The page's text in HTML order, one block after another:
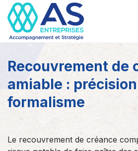
Recouvrement de
amiable :
formalisme
Le recouvrement de créance